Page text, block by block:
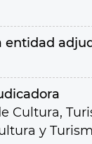
entidad
Cultura,
y